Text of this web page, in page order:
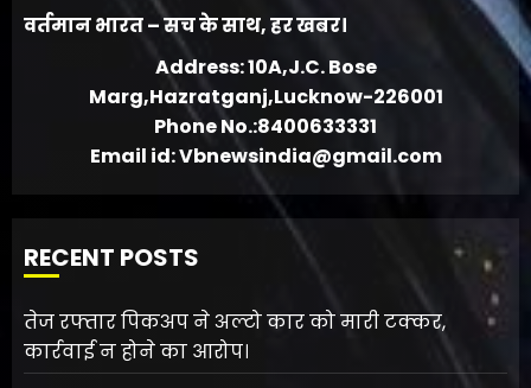
वर्तमान भारत – सच के साथ, हर खबर।
Address: 10A,J.C. Bose
Marg,Hazratganj,Lucknow-226001
Phone No.:8400633331
Email id: Vbnewsindia@gmail.com
RECENT POSTS
तेज रफ्तार पिकअप ने अल्टो कार को मारी टक्कर,
कार्रवाई न होने का आरोप।